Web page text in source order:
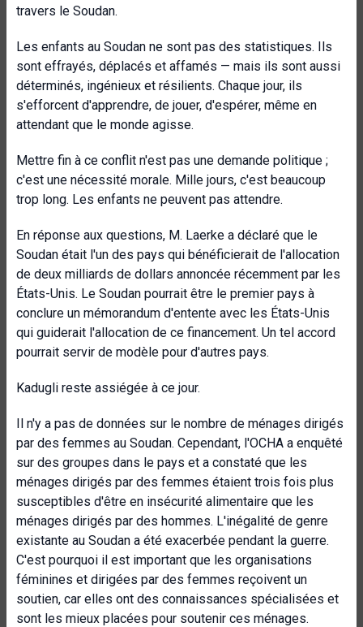
travers le Soudan.
Les enfants au Soudan ne sont pas des statistiques. Ils
sont effrayés, déplacés et affamés — mais ils sont aussi
déterminés, ingénieux et résilients. Chaque jour, ils
s'efforcent d'apprendre, de jouer, d'espérer, même en
attendant que le monde agisse.
Mettre fin à ce conflit n'est pas une demande politique ;
c'est une nécessité morale. Mille jours, c'est beaucoup
trop long. Les enfants ne peuvent pas attendre.
En réponse aux questions, M. Laerke a déclaré que le
Soudan était l'un des pays qui bénéficierait de l'allocation
de deux milliards de dollars annoncée récemment par les
États-Unis. Le Soudan pourrait être le premier pays à
conclure un mémorandum d'entente avec les États-Unis
qui guiderait l'allocation de ce financement. Un tel accord
pourrait servir de modèle pour d'autres pays.
Kadugli reste assiégée à ce jour.
Il n'y a pas de données sur le nombre de ménages dirigés
par des femmes au Soudan. Cependant, l'OCHA a enquêté
sur des groupes dans le pays et a constaté que les
ménages dirigés par des femmes étaient trois fois plus
susceptibles d'être en insécurité alimentaire que les
ménages dirigés par des hommes. L'inégalité de genre
existante au Soudan a été exacerbée pendant la guerre.
C'est pourquoi il est important que les organisations
féminines et dirigées par des femmes reçoivent un
soutien, car elles ont des connaissances spécialisées et
sont les mieux placées pour soutenir ces ménages.